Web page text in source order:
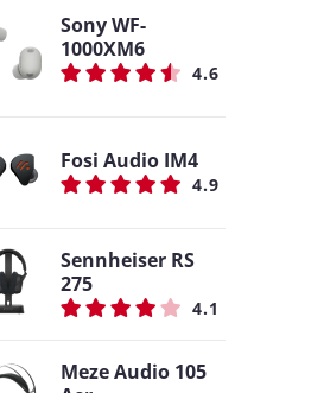
Sony WF-
1000XM6
4.6
Fosi Audio IM4
4.9
Sennheiser RS
275
4.1
Meze Audio 105